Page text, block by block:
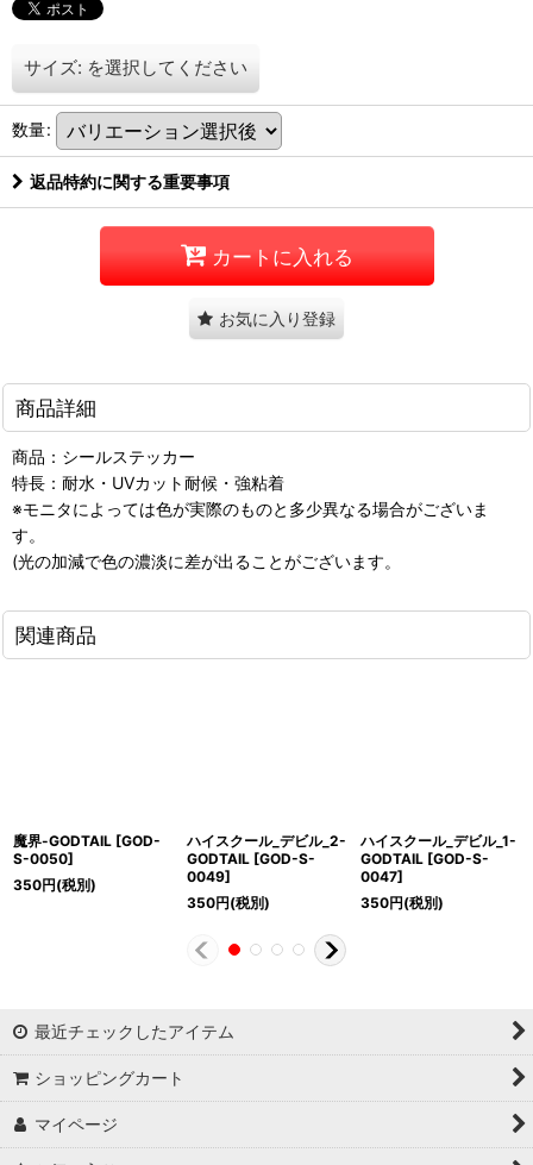
サイズ: を選択してください
数量:
返品特約に関する重要事項
カートに入れる
お気に入り登録
商品詳細
商品：シールステッカー
特長：耐水・UVカット耐候・強粘着
※モニタによっては色が実際のものと多少異なる場合がございま
す。
(光の加減で色の濃淡に差が出ることがございます。
関連商品
魔界-GODTAIL [GOD-
S-0050]
350円(税別)
ハイスクール_デビル_2-
GODTAIL [GOD-S-
0049]
350円(税別)
ハイスクール_デビル_1-
GODTAIL [GOD-S-
0047]
350円(税別)
最近チェックしたアイテム
ショッピングカート
マイページ